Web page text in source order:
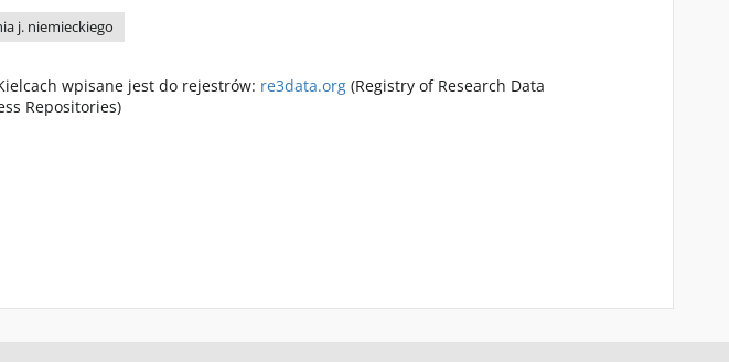
j. niemieckiego
wpisane jest do rejestrów: re3data.org (Registry of Research Data
Repositories)